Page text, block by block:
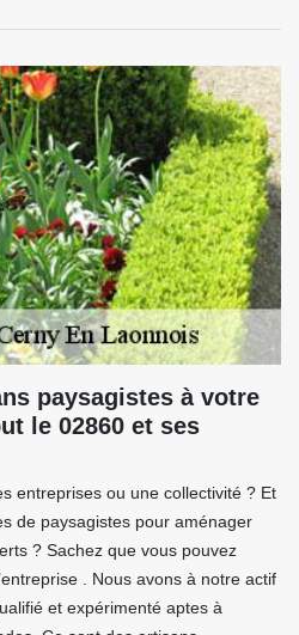
paysagistes à votre
le 02860 et ses
entreprises ou une collectivité ? Et
de paysagistes pour aménager
? Sachez que vous pouvez
. Nous avons à notre actif
et expérimenté aptes à